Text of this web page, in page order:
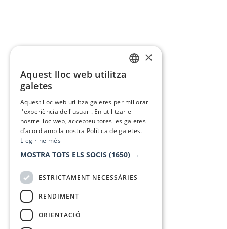
×
Aquest lloc web utilitza
galetes
Aquest lloc web utilitza galetes per millorar
l'experiència de l'usuari. En utilitzar el
nostre lloc web, accepteu totes les galetes
d’acord amb la nostra Política de galetes.
Llegir-ne més
MOSTRA TOTS ELS SOCIS (1650) →
ESTRICTAMENT NECESSÀRIES
RENDIMENT
ORIENTACIÓ